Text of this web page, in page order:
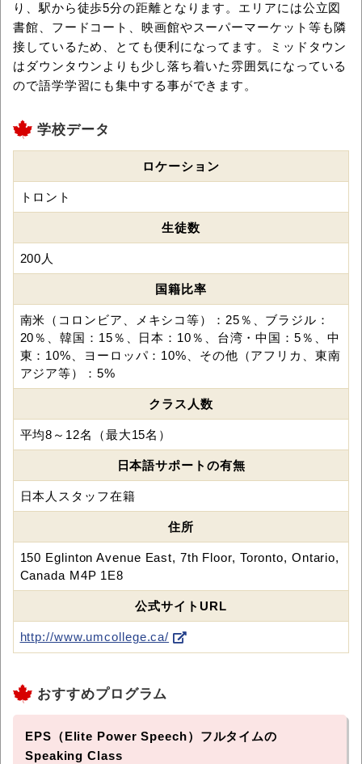
り、駅から徒歩5分の距離となります。エリアには公立図
書館、フードコート、映画館やスーパーマーケット等も隣
接しているため、とても便利になってます。ミッドタウン
はダウンタウンよりも少し落ち着いた雰囲気になっている
ので語学学習にも集中する事ができます。
学校データ
ロケーション
トロント
生徒数
200人
国籍比率
南米（コロンビア、メキシコ等）：25％、ブラジル：
20％、韓国：15％、日本：10％、台湾・中国：5％、中
東：10%、ヨーロッパ：10%、その他（アフリカ、東南
アジア等）：5%
クラス人数
平均8～12名（最大15名）
日本語サポートの有無
日本人スタッフ在籍
住所
150 Eglinton Avenue East, 7th Floor, Toronto, Ontario,
Canada M4P 1E8
公式サイトURL
http://www.umcollege.ca/
おすすめプログラム
EPS（Elite Power Speech）フルタイムの
Speaking Class